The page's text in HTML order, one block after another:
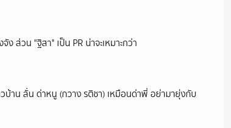
ส่วน "ฐิสา" เป็น PR น่าจะเหมาะกว่า
บ้าน ลั่น ด่าหนู (กวาง รติชา) เหมือนด่าพี่ อย่ามายุ่งกับ